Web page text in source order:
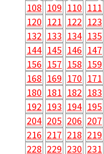
108 109 110 111
120 121 122 123
132 133 134 135
144 145 146 147
156 157 158 159
168 169 170 171
180 181 182 183
192 193 194 195
204 205 206 207
216 217 218 219
228 229 230 231